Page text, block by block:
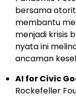
bersama
membantu
menjadi krisis
nyata ini
ancaman
AI for Civic
Rockefeller